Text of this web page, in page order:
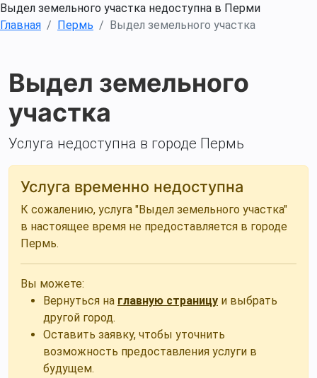
Выдел земельного участка недоступна в Перми
Главная
Пермь Выдел земельного участка
Выдел земельного
участка
Услуга недоступна в городе Пермь
Услуга временно недоступна
К сожалению, услуга "Выдел земельного участка"
в настоящее время не предоставляется в городе
Пермь.
Вы можете:
Вернуться на главную страницу и выбрать
другой город.
Оставить заявку, чтобы уточнить
возможность предоставления услуги в
будущем.